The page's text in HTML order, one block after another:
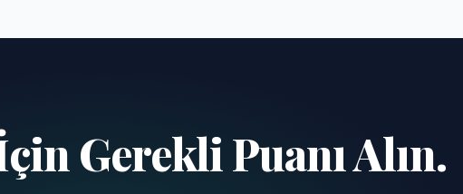
Gerekli Puanı Alın.